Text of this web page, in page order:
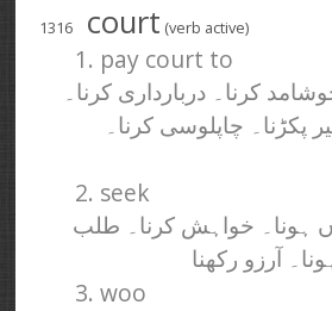
1316 court (verb active)
1. pay court to
کرنا۔ دربارداری کرنا۔
پکڑنا۔ چاپلوسی کرنا۔
2. seek
ہونا۔ خواہش کرنا۔ طلب
آرزو رکھنا
3. woo